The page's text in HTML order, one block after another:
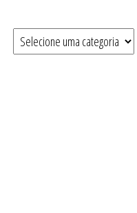
Selecione uma categoria